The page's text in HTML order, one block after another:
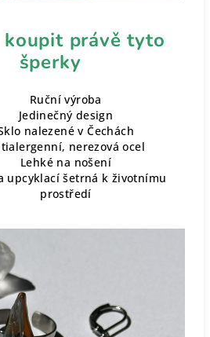
koupit právě tyto
šperky
Ruční výroba
Jedinečný design
nalezené v Čechách
nerezová ocel
Lehké na nošení
upcyklací šetrná k životnímu
prostředí